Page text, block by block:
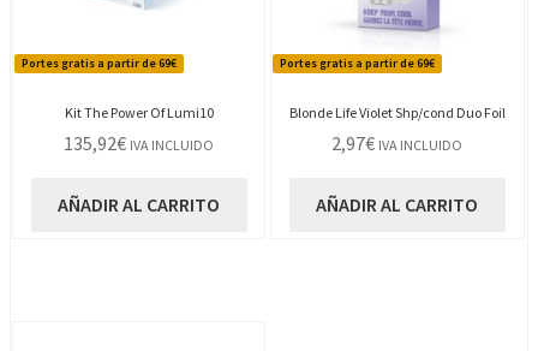
Portes gratis a partir de 69€
Kit The Power Of Lumi10
135,92€ IVA INCLUIDO
AÑADIR AL CARRITO
Portes gratis a partir de 69€
Blonde Life Violet Shp/cond Duo Foil
2,97€ IVA INCLUIDO
AÑADIR AL CARRITO